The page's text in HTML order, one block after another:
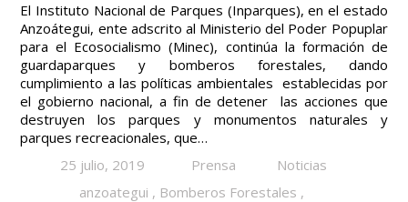
El Instituto Nacional de Parques (Inparques), en el estado
Anzoátegui, ente adscrito al Ministerio del Poder Popuplar
para el Ecosocialismo (Minec), continúa la formación de
guardaparques y bomberos forestales, dando
cumplimiento a las políticas ambientales establecidas por
el gobierno nacional, a fin de detener las acciones que
destruyen los parques y monumentos naturales y
parques recreacionales, que…
25 julio, 2019
Prensa
Noticias
anzoategui , Bomberos Forestales ,